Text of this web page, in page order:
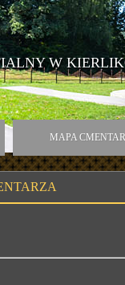
W
MAPA